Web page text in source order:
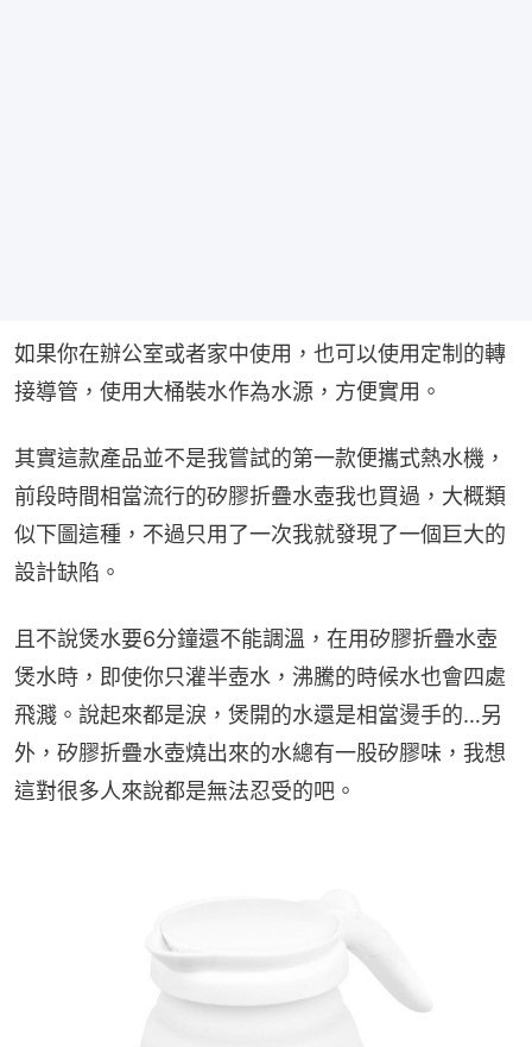
如果你在辦公室或者家中使用，也可以使用定制的轉
接導管，使用大桶裝水作為水源，方便實用。
其實這款產品並不是我嘗試的第一款便攜式熱水機，
前段時間相當流行的矽膠折疊水壺我也買過，大概類
似下圖這種，不過只用了一次我就發現了一個巨大的
設計缺陷。
且不說煲水要6分鐘還不能調溫，在用矽膠折疊水壺
煲水時，即使你只灌半壺水，沸騰的時候水也會四處
飛濺。說起來都是淚，煲開的水還是相當燙手的…另
外，矽膠折疊水壺燒出來的水總有一股矽膠味，我想
這對很多人來說都是無法忍受的吧。